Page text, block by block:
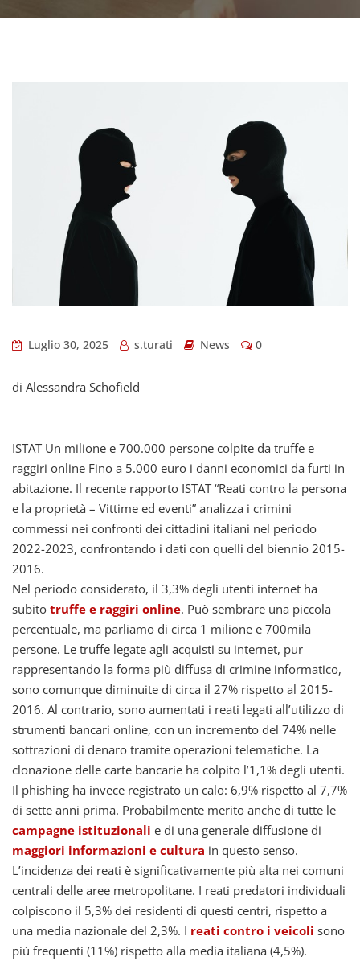
Luglio 30, 2025 s.turati News 0
di Alessandra Schofield
ISTAT Un milione e 700.000 persone colpite da truffe e
raggiri online Fino a 5.000 euro i danni economici da furti in
abitazione. Il recente rapporto ISTAT “Reati contro la persona
e la proprietà – Vittime ed eventi” analizza i crimini
commessi nei confronti dei cittadini italiani nel periodo
2022-2023, confrontando i dati con quelli del biennio 2015-
2016.
Nel periodo considerato, il 3,3% degli utenti internet ha
subito truffe e raggiri online. Può sembrare una piccola
percentuale, ma parliamo di circa 1 milione e 700mila
persone. Le truffe legate agli acquisti su internet, pur
rappresentando la forma più diffusa di crimine informatico,
sono comunque diminuite di circa il 27% rispetto al 2015-
2016. Al contrario, sono aumentati i reati legati all’utilizzo di
strumenti bancari online, con un incremento del 74% nelle
sottrazioni di denaro tramite operazioni telematiche. La
clonazione delle carte bancarie ha colpito l’1,1% degli utenti.
Il phishing ha invece registrato un calo: 6,9% rispetto al 7,7%
di sette anni prima. Probabilmente merito anche di tutte le
campagne istituzionali e di una generale diffusione di
maggiori informazioni e cultura in questo senso.
L’incidenza dei reati è significativamente più alta nei comuni
centrali delle aree metropolitane. I reati predatori individuali
colpiscono il 5,3% dei residenti di questi centri, rispetto a
una media nazionale del 2,3%. I reati contro i veicoli sono
più frequenti (11%) rispetto alla media italiana (4,5%).